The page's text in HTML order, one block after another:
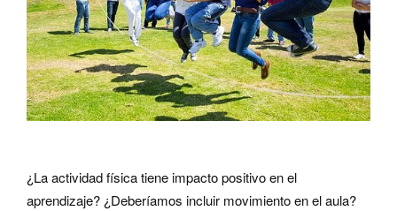
¿La actividad física tiene impacto positivo en el
aprendizaje? ¿Deberíamos incluir movimiento en el aula?